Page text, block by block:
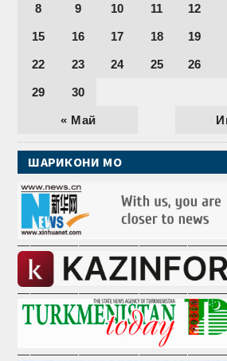
« Май
8 9 10 11 12
15 16 17 18 19
22 23 24 25 26
29 30
ШАРИКОНИ МО